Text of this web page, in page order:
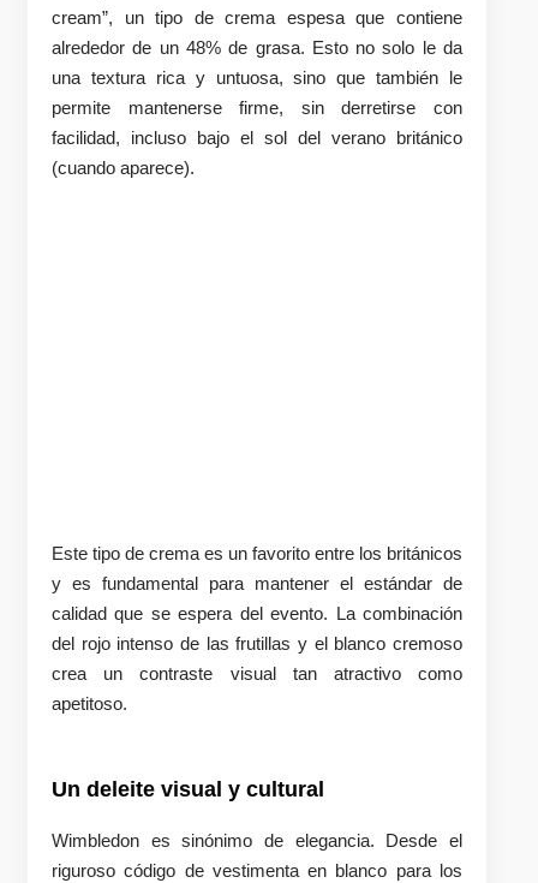
cream”, un tipo de crema espesa que contiene
alrededor de un 48% de grasa. Esto no solo le da
una textura rica y untuosa, sino que también le
permite mantenerse firme, sin derretirse con
facilidad, incluso bajo el sol del verano británico
(cuando aparece).
Este tipo de crema es un favorito entre los británicos
y es fundamental para mantener el estándar de
calidad que se espera del evento. La combinación
del rojo intenso de las frutillas y el blanco cremoso
crea un contraste visual tan atractivo como
apetitoso.
Un deleite visual y cultural
Wimbledon es sinónimo de elegancia. Desde el
riguroso código de vestimenta en blanco para los